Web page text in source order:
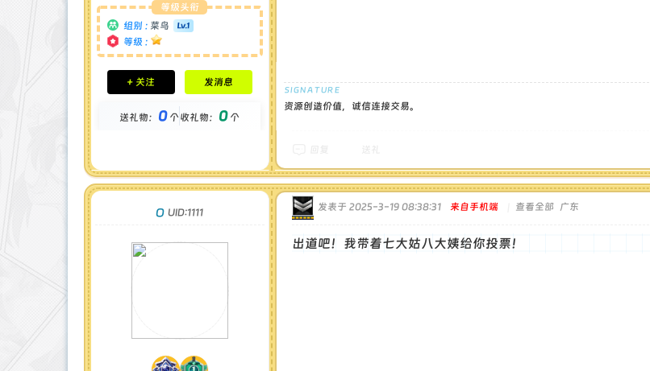
等级头衔
组别 : 菜鸟
等级 :
积分成就
钻石 : 0 颗
金币 : 0 枚
+ 关注 发消息
送礼物： 0个收礼物： 0个
资源创造价值，诚信连接交易。
O UID:1111 发表于 2025-3-19 08:38:31 来自手机端 查看全部 广东
出道吧！我带着七大姑八大姨给你投票！